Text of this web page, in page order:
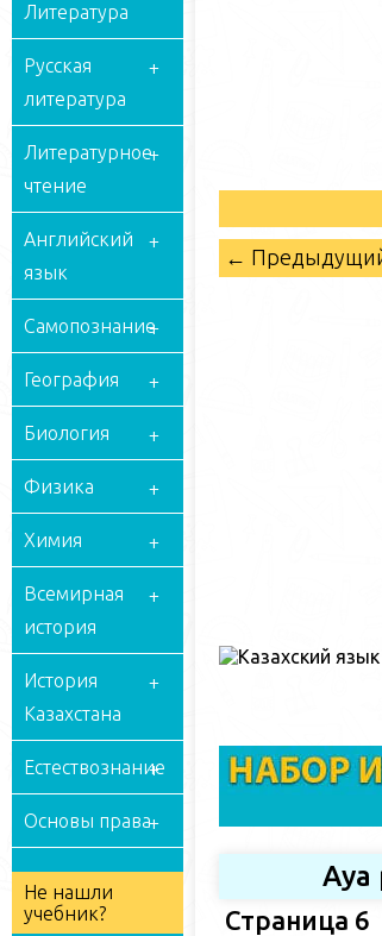
Литература
Русская
литература
Литературное
чтение
Английский
язык
Самопознание
География
Биология
Физика
Химия
Всемирная
история
История
Казахстана
Естествознание
Основы права
Не нашли
учебник?
←
Ауа
Страница 6